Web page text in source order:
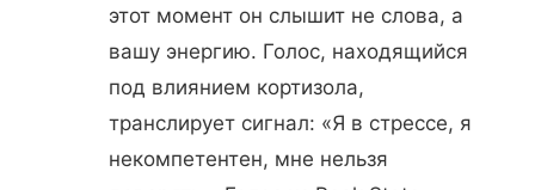
этот момент он слышит не слова, а
вашу энергию. Голос, находящийся
под влиянием кортизола,
транслирует сигнал: «Я в стрессе, я
некомпетентен, мне нельзя